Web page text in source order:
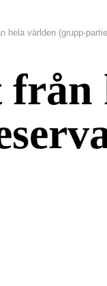
hela världen (grupp-